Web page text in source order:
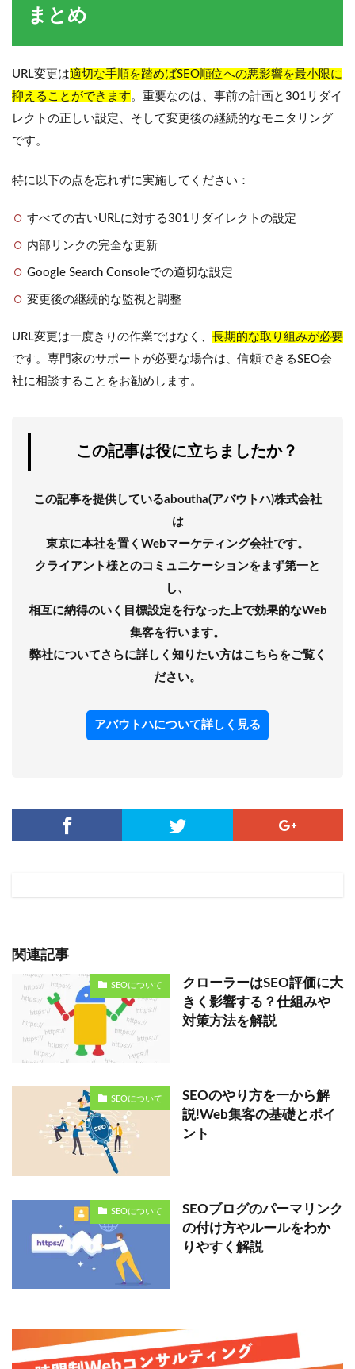
まとめ
URL変更は適切な手順を踏めばSEO順位への悪影響を最小限に
抑えることができます 。重要なのは、事前の計画と301リダイ
レクトの正しい設定、そして変更後の継続的なモニタリング
です。
特に以下の点を忘れずに実施してください：
すべての古いURLに対する301リダイレクトの設定
内部リンクの完全な更新
Google Search Consoleでの適切な設定
変更後の継続的な監視と調整
URL変更は一度きりの作業ではなく、 長期的な取り組みが必要
です。専門家のサポートが必要な場合は、信頼できるSEO会
社に相談することをお勧めします。
この記事は役に立ちましたか？
この記事を提供しているaboutha(アバウトハ)株式会社
は
東京に本社を置くWebマーケティング会社です。
クライアント様とのコミュニケーションをまず第一と
し、
相互に納得のいく目標設定を行なった上で効果的なWeb
集客を行います。
弊社についてさらに詳しく知りたい方はこちらをご覧く
ださい。
アバウトハについて詳しく見る
関連記事
SEOについて
クローラーはSEO評価に大
きく影響する？仕組みや
対策方法を解説
SEOについて
SEOのやり方を一から解
説!Web集客の基礎とポイ
ント
SEOについて
SEOブログのパーマリンク
の付け方やルールをわか
りやすく解説